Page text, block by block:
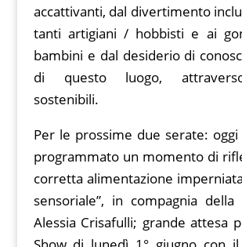
accattivanti, dal divertimento
tanti artigiani / hobbisti e ai
bambini e dal desiderio di
di questo luogo,
sostenibili.
Per le prossime due serate: oggi
programmato un momento di
corretta alimentazione imperniata
sensoriale”, in compagnia della
Alessia Crisafulli; grande attesa